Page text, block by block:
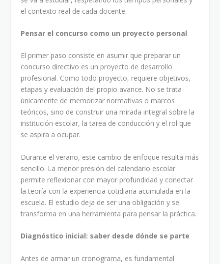
el contexto real de cada docente.
Pensar el concurso como un proyecto personal
El primer paso consiste en asumir que preparar un
concurso directivo es un proyecto de desarrollo
profesional. Como todo proyecto, requiere objetivos,
etapas y evaluación del propio avance. No se trata
únicamente de memorizar normativas o marcos
teóricos, sino de construir una mirada integral sobre la
institución escolar, la tarea de conducción y el rol que
se aspira a ocupar.
Durante el verano, este cambio de enfoque resulta más
sencillo. La menor presión del calendario escolar
permite reflexionar con mayor profundidad y conectar
la teoría con la experiencia cotidiana acumulada en la
escuela. El estudio deja de ser una obligación y se
transforma en una herramienta para pensar la práctica.
Diagnóstico inicial: saber desde dónde se parte
Antes de armar un cronograma, es fundamental